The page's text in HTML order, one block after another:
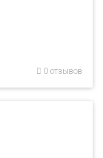
0 отзывов